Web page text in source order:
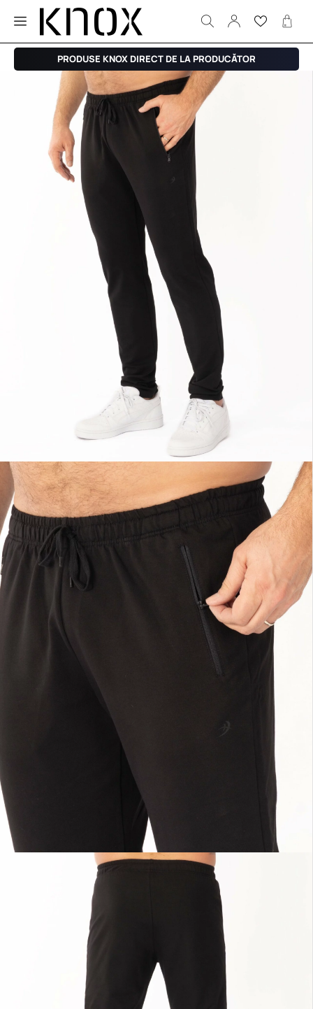
PRODUSE KNOX DIRECT DE LA PRODUCĂTOR